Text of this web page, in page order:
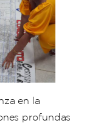
en la
profundas